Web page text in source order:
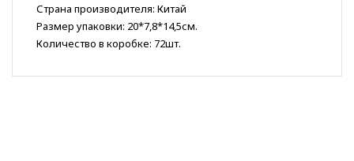
Страна производителя: Китай
Размер упаковки: 20*7,8*14,5см.
Количество в коробке: 72шт.